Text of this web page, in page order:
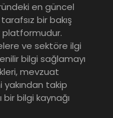
Yapay Zekâ Destekli
Bölge
Başladı
en güncel
bir bakış
platformudur.
ve sektöre ilgi
bilgi sağlamayı
mevzuat
takip
bir bilgi kaynağı